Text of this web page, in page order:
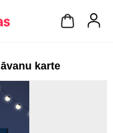
karte